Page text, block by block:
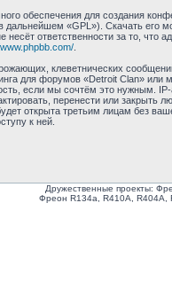
обеспечения для создания
дальнейшем «GPL»). Скачать его
ответственности за то,
.
клеветнических
для форумов «Detroit Clan»
если мы сочтём это нужным.
перенести или
открыта третьим лицам без
к ней.
Дружественные проекты:
Фреон R134a, R410A, R404A,